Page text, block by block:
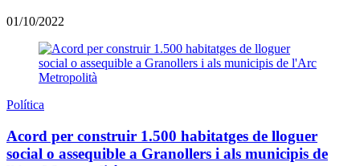
01/10/2022
Política
Acord per construir 1.500 habitatges de lloguer
social o assequible a Granollers i als municipis de